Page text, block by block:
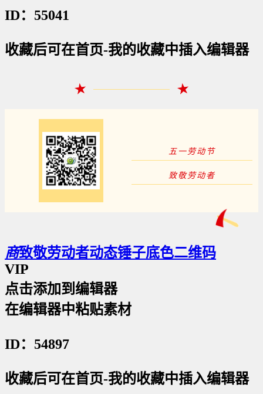
ID：55041
收藏后可在首页-我的收藏中插入编辑器
五一劳动节
致敬劳动者
商致敬劳动者动态锤子底色二维码
VIP
点击添加到编辑器
在编辑器中粘贴素材
ID：54897
收藏后可在首页-我的收藏中插入编辑器